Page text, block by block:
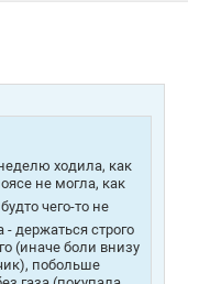
ходила, как
не могла, как
чего-то не
держаться строго
(иначе боли внизу
побольше